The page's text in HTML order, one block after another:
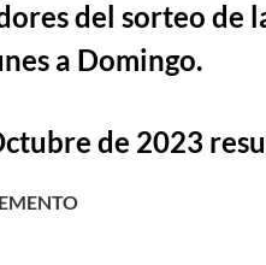
del sorteo de
a Domingo.
de 2023